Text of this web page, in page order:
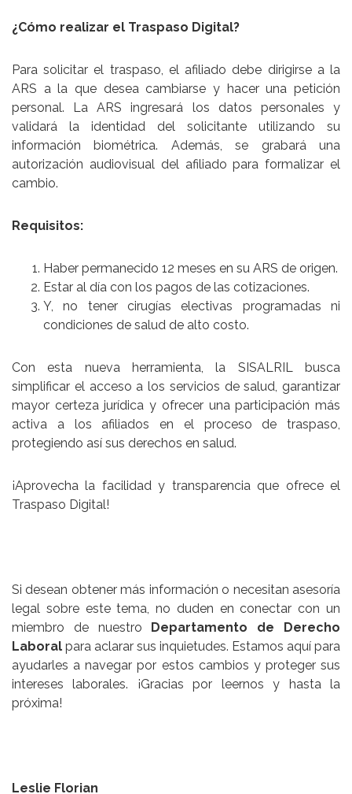
¿Cómo realizar el Traspaso Digital?
Para solicitar el traspaso, el afiliado debe dirigirse a la
ARS a la que desea cambiarse y hacer una petición
personal. La ARS ingresará los datos personales y
validará la identidad del solicitante utilizando su
información biométrica. Además, se grabará una
autorización audiovisual del afiliado para formalizar el
cambio.
Requisitos:
Haber permanecido 12 meses en su ARS de origen.
Estar al día con los pagos de las cotizaciones.
Y, no tener cirugías electivas programadas ni
condiciones de salud de alto costo.
Con esta nueva herramienta, la SISALRIL busca
simplificar el acceso a los servicios de salud, garantizar
mayor certeza jurídica y ofrecer una participación más
activa a los afiliados en el proceso de traspaso,
protegiendo así sus derechos en salud.
¡Aprovecha la facilidad y transparencia que ofrece el
Traspaso Digital!
Si desean obtener más información o necesitan asesoría
legal sobre este tema, no duden en conectar con un
miembro de nuestro
Departamento de Derecho
Laboral para aclarar sus inquietudes. Estamos aquí para
ayudarles a navegar por estos cambios y proteger sus
intereses laborales. ¡Gracias por leernos y hasta la
próxima!
Leslie Florian